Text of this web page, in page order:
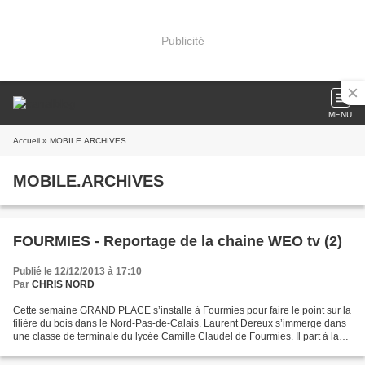
Publicité
MENU
Accueil » MOBILE.ARCHIVES
MOBILE.ARCHIVES
FOURMIES - Reportage de la chaine WEO tv (2)
Publié le 12/12/2013 à 17:10
Par CHRIS NORD
Cette semaine GRAND PLACE s’installe à Fourmies pour faire le point sur la
filière du bois dans le Nord-Pas-de-Calais. Laurent Dereux s’immerge dans
une classe de terminale du lycée Camille Claudel de Fourmies. Il part à la